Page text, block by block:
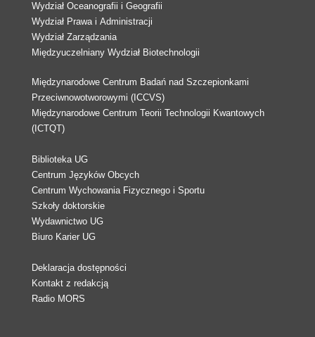
Wydział Oceanografii i Geografii
Wydział Prawa i Administracji
Wydział Zarządzania
Międzyuczelniany Wydział Biotechnologii
Międzynarodowe Centrum Badań nad Szczepionkami
Przeciwnowotworowymi (ICCVS)
Międzynarodowe Centrum Teorii Technologii Kwantowych
(ICTQT)
Biblioteka UG
Centrum Języków Obcych
Centrum Wychowania Fizycznego i Sportu
Szkoły doktorskie
Wydawnictwo UG
Biuro Karier UG
Deklaracja dostępności
Kontakt z redakcją
Radio MORS